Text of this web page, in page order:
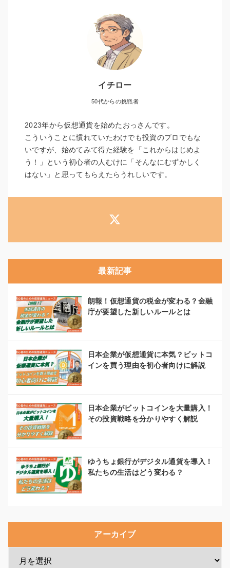
イチロー
50代からの挑戦者
2023年から仮想通貨を始めたおっさんです。
こういうことに慣れていたわけでも投資のプロでもな
いですが、始めてみて得た経験を「これからはじめよ
う！」という初心者の人むけに「そんなにむずかしく
はない」と思ってもらえたらうれしいです。
最新記事
朗報！仮想通貨の税金が変わる？金融
庁が要望した新しいルールとは
日本企業が仮想通貨に本気？ビットコ
インを買う理由を初心者向けに解説
日本企業がビットコインを大量購入！
その投資戦略を分かりやすく解説
ゆうちょ銀行がデジタル通貨を導入！
私たちの生活はどう変わる？
アーカイブ